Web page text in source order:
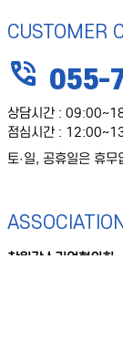
CUSTOMER
phone_in_talk 055-
상담시간 :
점심시간 :
토·일, 공휴일은 휴무
ASSOCIATION
창원강소기업협의회